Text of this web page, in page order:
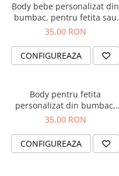
Body bebe personalizat din
bumbac, pentru fetita sau
baietel, cu nume si elefant,
BPF5
35,00 RON
CONFIGUREAZA
Body pentru fetita
personalizat din bumbac,
Bunica ma adora
35,00 RON
CONFIGUREAZA